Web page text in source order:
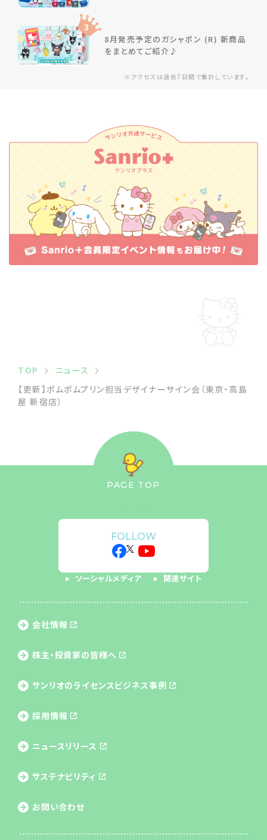
※アクセスは過去7日間で集計しています。
3
8月発売予定のガシャポン (R) 新商品
をまとめてご紹介♪
TOP
ニュース
【更新】ポムポムプリン担当デザイナーサイン会（東京・高島
屋 新宿店）
PAGE TOP
FOLLOW
ソーシャルメディア 関連サイト
会社情報
株主・投資家の皆様へ
サンリオのライセンスビジネス事例
採用情報
ニュースリリース
サステナビリティ
お問い合わせ